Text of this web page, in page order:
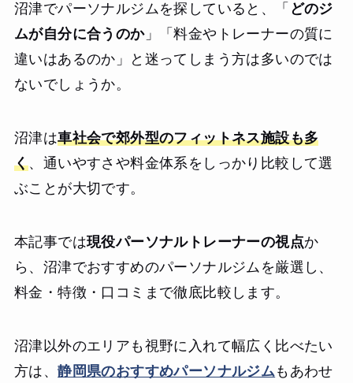
沼津でパーソナルジムを探していると、「 どのジ
ムが自分に合うのか」「料金やトレーナーの質に
違いはあるのか」と迷ってしまう方は多いのでは
ないでしょうか。
沼津は車社会で郊外型のフィットネス施設も多
く、通いやすさや料金体系をしっかり比較して選
ぶことが大切です。
本記事では現役パーソナルトレーナーの視点か
ら、沼津でおすすめのパーソナルジムを厳選し、
料金・特徴・口コミまで徹底比較します。
沼津以外のエリアも視野に入れて幅広く比べたい
方は、静岡県のおすすめパーソナルジム もあわせ